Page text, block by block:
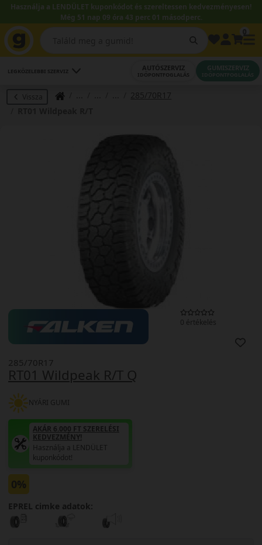
Használja a LENDÜLET kuponkódot és szereltessen kedvezményesen!
Még 51 nap 09 óra 43 perc 01 másodperc.
LEGKÖZELEBBI SZERVIZ AUTÓSZERVIZ
IDŐPONTFOGLALÁS
GUMISZERVIZ
IDŐPONTFOGLALÁS
Vissza
285/70R17
0 értékelés
RT01 Wildpeak R/T Q
285/70R17
NYÁRI GUMI
AKÁR 6.000 FT SZERELÉSI
KEDVEZMÉNY!
Használja a LENDÜLET
kuponkódot!
0%
EPREL cimke adatok: